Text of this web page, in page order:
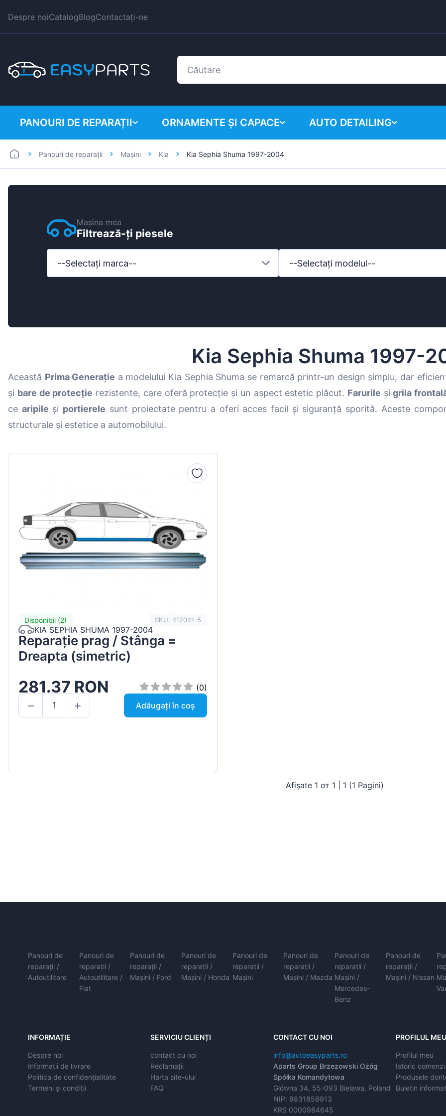
Despre noiCatalogBlogContactați-ne
PANOURI DE REPARAȚII
Autoutilitare
ORNAMENTE ȘI CAPACE
BMW
Hyundai
Mazda
Mercedes-Benz
Renault
Skoda
Suzuki
Tesla
AUTO DETAILING
Panouri de reparații Mașini Kia Kia Sephia Shuma 1997-2004
Mașina mea
Filtrează-ți piesele
--Selectați marca-- --Selectați modelul--
Kia Sephia Shuma 1997-
Această Prima Generație a modelului Kia Sephia Shuma se remarcă printr-un design simplu, dar
și bare de protecție rezistente, care oferă protecție și un aspect estetic plăcut. Farurile șigrila
ce aripile și portierele sunt proiectate pentru a oferi acces facil și siguranță sporită. Aceste
structurale și estetice a automobilului.
Disponibil (2) SKU: 412041-5
KIA SEPHIA SHUMA 1997-2004
Reparație prag / Stânga =
Dreapta (simetric)
281.37 RON
(0)
Adăugați în coș
Afișate 1 от 1 | 1 (1 Pagini)
Panouri de
reparații /
Autoutilitare
Panouri de
reparații /
Autoutilitare /
Fiat
Panouri de
reparații /
Mașini / Ford
Panouri de
reparații /
Mașini / Honda
Panouri de
reparații /
Mașini
Panouri de
reparații /
Mașini / Mazda
Panouri de
reparații /
Mașini /
Mercedes-
Benz
Panouri de
reparații /
Mașini / Nissan
INFORMAȚIE
Despre noi
Informații de livrare
Politica de confidențialitate
Termeni și condiții
SERVICIU CLIENȚI
contact cu noi
Reclamații
Harta site-ului
FAQ
CONTACT CU NOI
info@autoeasyparts.ro
Aparts Group Brzezowski Ożóg
Spółka Komandytowa
Główna 34, 55-093 Bielawa, Poland
NIP: 8831858913
KRS 0000984645
PROFILUL MEU
Profilul meu
Istoric comenzi
Produsele
Buletin